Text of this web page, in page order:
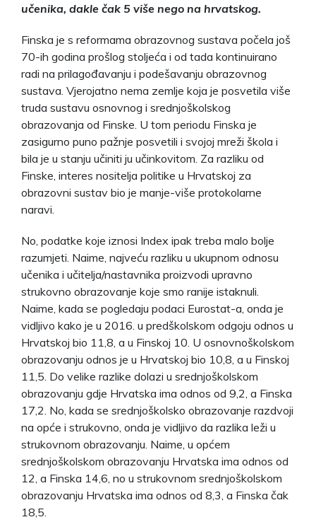
učenika, dakle čak 5 više nego na hrvatskog.
Finska je s reformama obrazovnog sustava počela još
70-ih godina prošlog stoljeća i od tada kontinuirano
radi na prilagođavanju i podešavanju obrazovnog
sustava. Vjerojatno nema zemlje koja je posvetila više
truda sustavu osnovnog i srednjoškolskog
obrazovanja od Finske. U tom periodu Finska je
zasigurno puno pažnje posvetili i svojoj mreži škola i
bila je u stanju učiniti ju učinkovitom. Za razliku od
Finske, interes nositelja politike u Hrvatskoj za
obrazovni sustav bio je manje-više protokolarne
naravi.
No, podatke koje iznosi Index ipak treba malo bolje
razumjeti. Naime, najveću razliku u ukupnom odnosu
učenika i učitelja/nastavnika proizvodi upravno
strukovno obrazovanje koje smo ranije istaknuli.
Naime, kada se pogledaju podaci Eurostat-a, onda je
vidljivo kako je u 2016. u predškolskom odgoju odnos u
Hrvatskoj bio 11,8, a u Finskoj 10. U osnovnoškolskom
obrazovanju odnos je u Hrvatskoj bio 10,8, a u Finskoj
11,5. Do velike razlike dolazi u srednjoškolskom
obrazovanju gdje Hrvatska ima odnos od 9,2, a Finska
17,2. No, kada se srednjoškolsko obrazovanje razdvoji
na opće i strukovno, onda je vidljivo da razlika leži u
strukovnom obrazovanju. Naime, u općem
srednjoškolskom obrazovanju Hrvatska ima odnos od
12, a Finska 14,6, no u strukovnom srednjoškolskom
obrazovanju Hrvatska ima odnos od 8,3, a Finska čak
18,5.